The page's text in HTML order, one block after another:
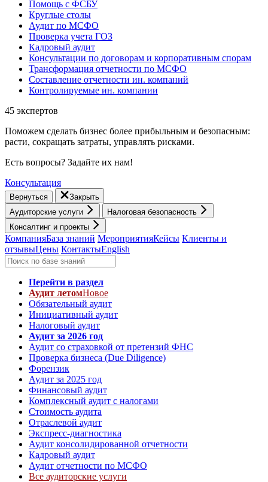
Помощь с ФСБУ
Круглые столы
Аудит по МСФО
Проверка учета ГОЗ
Кадровый аудит
Консультации по договорам и корпоративным спорам
Трансформация отчетности по МСФО
Составление отчетности ин. компаний
Контролируемые ин. компании
45 экспертов
Поможем сделать бизнес более прибыльным и безопасным:
расти, cокращать затраты, управлять рисками.
Есть вопросы? Задайте их нам!
Консультация
Вернуться
Закрыть
Аудиторские услуги
Налоговая безопасность
Консалтинг и проекты
КомпанияБаза знаний МероприятияКейсы Клиенты и
отзывыЦены КонтактыEnglish
Перейти в раздел
Аудит летомНовое
Обязательный аудит
Инициативный аудит
Налоговый аудит
Аудит за 2026 год
Аудит со страховкой от претензий ФНС
Проверка бизнеса (Due Diligence)
Форензик
Аудит за 2025 год
Финансовый аудит
Комплексный аудит с налогами
Стоимость аудита
Отраслевой аудит
Экспресс-диагностика
Аудит консолидированной отчетности
Кадровый аудит
Аудит отчетности по МСФО
Все аудиторские услуги